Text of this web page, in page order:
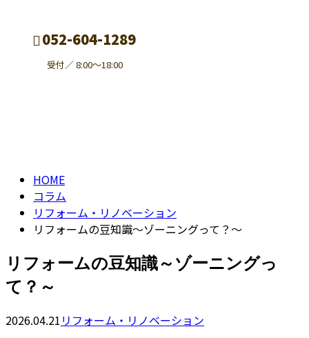
052-604-1289
受付／ 8:00～18:00
HOME
コラム
リフォーム・リノベーション
リフォームの豆知識～ゾーニングって？～
リフォームの豆知識～ゾーニングっ
て？～
2026.04.21 リフォーム・リノベーション